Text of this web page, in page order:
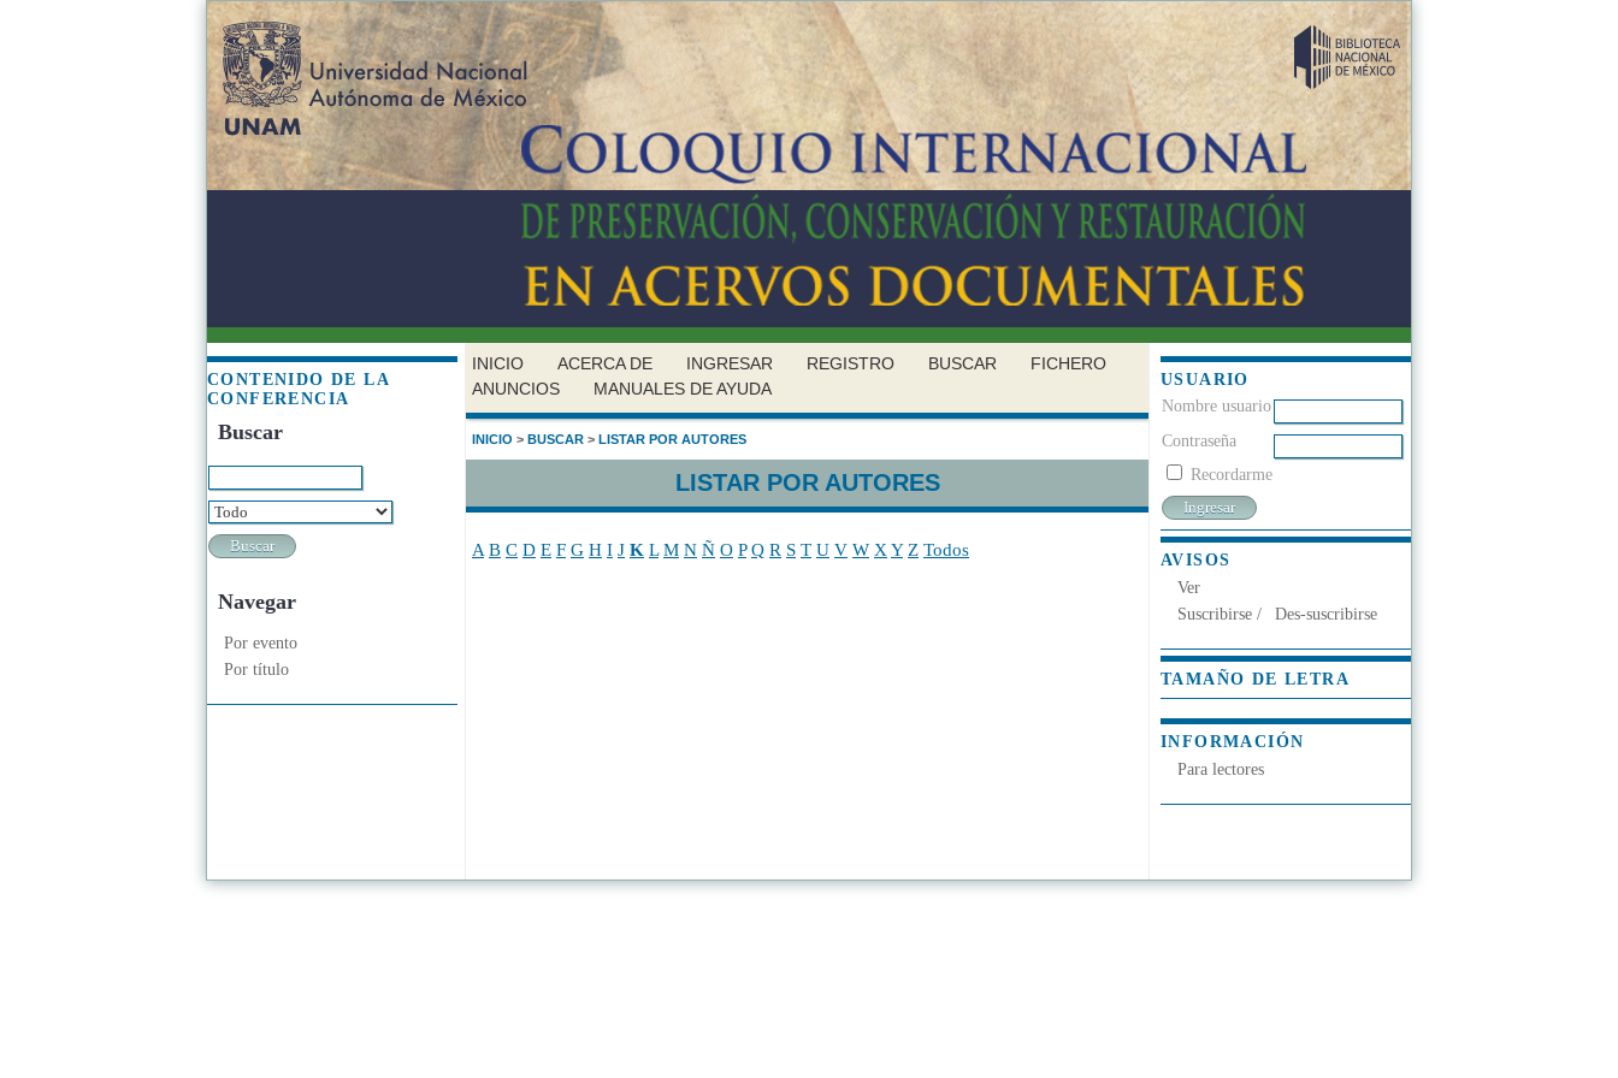
CONTENIDO DE LA
CONFERENCIA
Buscar
Navegar
Por evento
Por título
USUARIO
Nombre usuario
Contraseña
Recordarme
AVISOS
Ver
Suscribirse / Des-suscribirse
TAMAÑO DE LETRA
INFORMACIÓN
Para lectores
INICIO ACERCA DE INGRESAR REGISTRO BUSCAR
FICHERO
ANUNCIOS
MANUALES DE AYUDA
INICIO > BUSCAR > LISTAR POR AUTORES
LISTAR POR AUTORES
A B C D E F G H I J K L M N Ñ O P Q R S T U V W X Y Z Todos